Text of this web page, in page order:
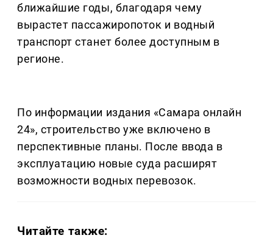
ближайшие годы, благодаря чему
вырастет пассажиропоток и водный
транспорт станет более доступным в
регионе.
По информации издания «Самара онлайн
24», строительство уже включено в
перспективные планы. После ввода в
эксплуатацию новые суда расширят
возможности водных перевозок.
Читайте также: